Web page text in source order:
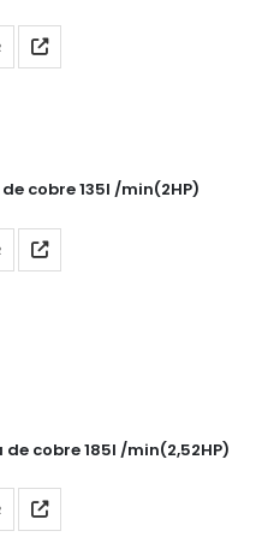
cobre 135l /min(2HP)
cobre 185l /min(2,52HP)